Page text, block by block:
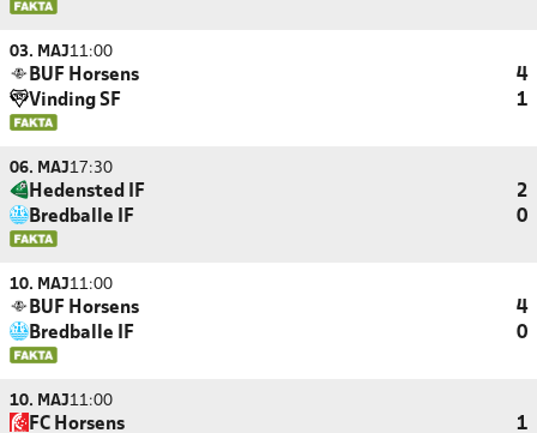
03. MAJ11:00
BUF Horsens
4
Vinding SF
1
06. MAJ17:30
Hedensted IF
2
Bredballe IF
0
10. MAJ11:00
BUF Horsens
4
Bredballe IF
0
10. MAJ11:00
FC Horsens 1